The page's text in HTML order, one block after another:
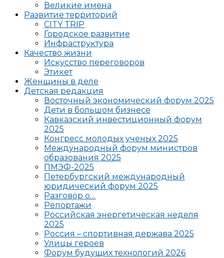
Великие имена
Развитие территорий
CITY TRIP
Городское развитие
Инфраструктура
Качество жизни
Искусство переговоров
Этикет
Женщины в деле
Детская редакция
Восточный экономический форум 2025
Дети в большом бизнесе
Кавказский инвестиционный форум
2025
Конгресс молодых ученых 2025
Международный форум министров
образования 2025
ПМЭФ-2025
Петербургский международный
юридический форум 2025
Разговор о…
Репортажи
Российская энергетическая неделя
2025
Россия – спортивная держава 2025
Улицы героев
Форум будущих технологий 2026